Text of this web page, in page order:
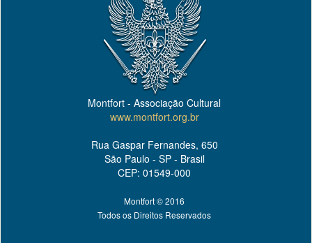
Montfort - Associação Cultural
www.montfort.org.br
Rua Gaspar Fernandes, 650
São Paulo - SP - Brasil
CEP: 01549-000
Montfort © 2016
Todos os Direitos Reservados